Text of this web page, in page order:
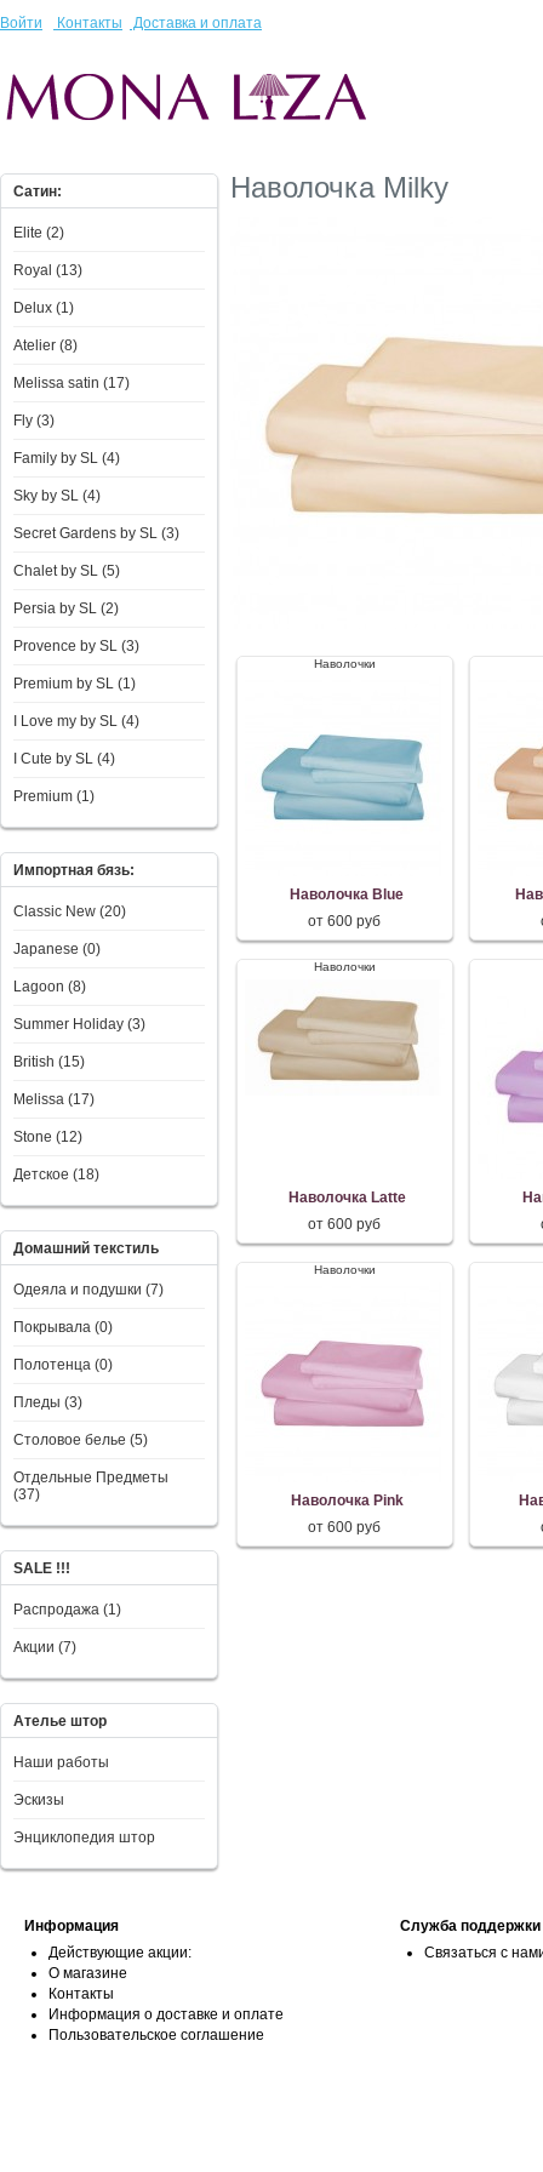
Войти Контакты Доставка и оплата
Сатин:
Elite (2)
Royal (13)
Delux (1)
Atelier (8)
Melissa satin (17)
Fly (3)
Family by SL (4)
Sky by SL (4)
Secret Gardens by SL (3)
Chalet by SL (5)
Persia by SL (2)
Provence by SL (3)
Premium by SL (1)
I Love my by SL (4)
I Сute by SL (4)
Premium (1)
Импортная бязь:
Classic New (20)
Japanese (0)
Lagoon (8)
Summer Holiday (3)
British (15)
Melissa (17)
Stone (12)
Детское (18)
Домашний текстиль
Одеяла и подушки (7)
Покрывала (0)
Полотенца (0)
Пледы (3)
Столовое белье (5)
Отдельные Предметы
(37)
SALE !!!
Распродажа (1)
Акции (7)
Ателье штор
Наши работы
Эскизы
Энциклопедия штор
Наволочка Milky
Наволочки
Наволочка Blue
от 600 руб
Наволочки
Наволочка Latte
от 600 руб
Наволочки
Наволочка Pink
от 600 руб
Информация
Действующие акции:
О магазине
Контакты
Информация о доставке и оплате
Пользовательское соглашение
Служба поддержки
Связаться с